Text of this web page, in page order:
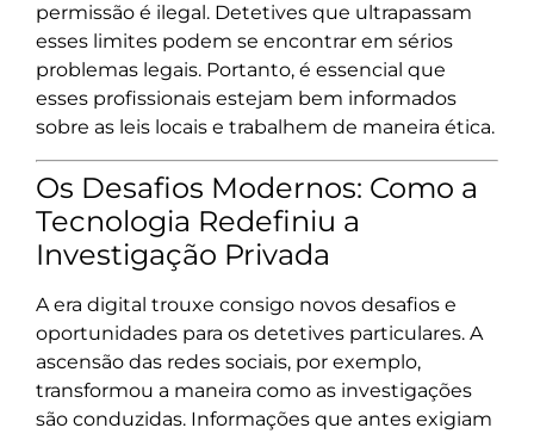
permissão é ilegal. Detetives que ultrapassam
esses limites podem se encontrar em sérios
problemas legais. Portanto, é essencial que
esses profissionais estejam bem informados
sobre as leis locais e trabalhem de maneira ética.
Os Desafios Modernos: Como a
Tecnologia Redefiniu a
Investigação Privada
A era digital trouxe consigo novos desafios e
oportunidades para os detetives particulares. A
ascensão das redes sociais, por exemplo,
transformou a maneira como as investigações
são conduzidas. Informações que antes exigiam